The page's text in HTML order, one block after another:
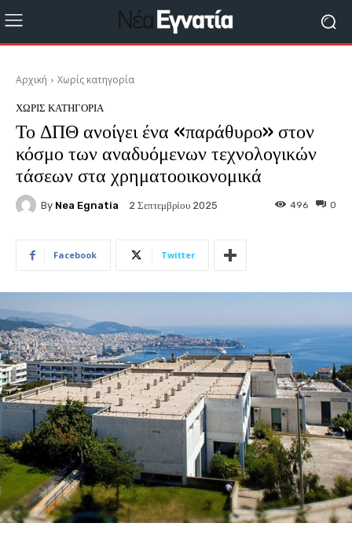
Αρχική Χωρίς κατηγορία
ΧΩΡΊΣ ΚΑΤΗΓΟΡΊΑ
Το ΔΠΘ ανοίγει ένα «παράθυρο» στον
κόσμο των αναδυόμενων τεχνολογικών
τάσεων στα χρηματοοικονομικά
By Nea Egnatia 2 Σεπτεμβρίου 2025 0
496
Facebook Twitter